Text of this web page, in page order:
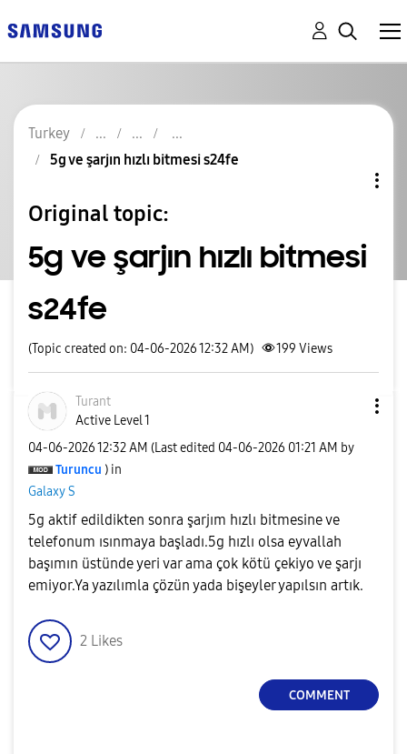
Turkey
5g ve şarjın hızlı bitmesi s24fe
Original topic:
5g ve şarjın hızlı bitmesi
s24fe
(Topic created on: 04-06-2026 12:32 AM) 199 Views
Turant
Active Level 1
‎04-06-202612:32 AM (Last edited ‎04-06-2026 01:21 AM by
Turuncu ) in
Galaxy S
5g aktif edildikten sonra şarjım hızlı bitmesine ve
telefonum ısınmaya başladı.5g hızlı olsa eyvallah
başımın üstünde yeri var ama çok kötü çekiyo ve şarjı
emiyor.Ya yazılımla çözün yada bişeyler yapılsın artık.
2 Likes
COMMENT